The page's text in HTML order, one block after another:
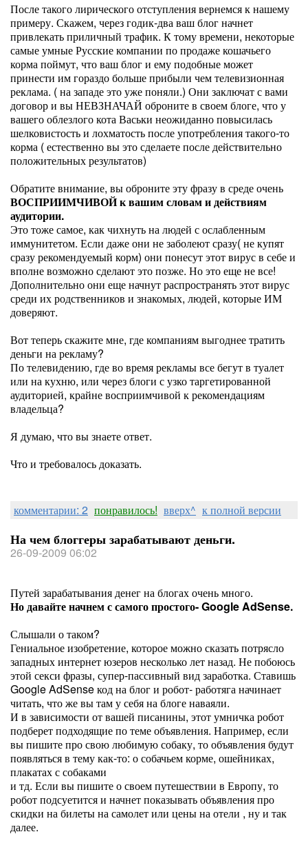
После такого лирического отступления вернемся к нашему
примеру. Скажем, через годик-два ваш блог начнет
привлекать приличный трафик. К тому времени, некоторые
самые умные Русские компании по продаже кошачьего
корма поймут, что ваш блог и ему подобные может
принести им гораздо больше прибыли чем телевизионная
реклама. ( на западе это уже поняли.) Они заключат с вами
договор и вы НЕВЗНАЧАЙ оброните в своем блоге, что у
вашего облезлого кота Васьки неожиданно повысилась
шелковистость и лохматость после употребления такого-то
корма ( естественно вы это сделаете после действительно
положительных результатов)
Обратите внимание, вы оброните эту фразу в среде очень
ВОСПРИИМЧИВОЙ к вашим словам и действиям
аудитории.
Это тоже самое, как чихнуть на людей с ослабленным
иммунитетом. Если даже они не заболеют сразу( не купят
сразу рекомендуемый корм) они понесут этот вирус в себе и
вполне возможно сделают это позже. Но это еще не все!
Дополнительно они еще начнут распространять этот вирус
среди их родственников и знакомых, людей, которые ИМ
доверяют.
Вот теперь скажите мне, где компаниям выгоднее тратить
деньги на рекламу?
По телевидению, где во время рекламы все бегут в туалет
или на кухню, или через блоги с узко таргетированной
аудиторией, крайне восприимчивой к рекомендациям
владельца?
Я думаю, что вы знаете ответ.
Что и требовалось доказать.
комментарии: 2 понравилось! вверх^ к полной версии
На чем блоггеры зарабатывают деньги.
26-09-2009 06:02
Путей зарабатывания денег на блогах очень много.
Но давайте начнем с самого простого- Google AdSense.
Слышали о таком?
Гениальное изобретение, которое можно сказать потрясло
западных интернет юзеров несколько лет назад. Не побоюсь
этой секси фразы, супер-пассивный вид заработка. Ставишь
Google AdSense код на блог и робот- работяга начинает
читать, что же вы там у себя на блоге наваяли.
И в зависимости от вашей писанины, этот умничка робот
подберет подходящие по теме объявления. Например, если
вы пишите про свою любимую собаку, то объявления будут
появляться в тему как-то: о собачьем корме, ошейниках,
плакатах с собаками
и тд. Если вы пишите о своем путешествии в Европу, то
робот подсуетится и начнет показывать объявления про
скидки на билеты на самолет или цены на отели , ну и так
далее.